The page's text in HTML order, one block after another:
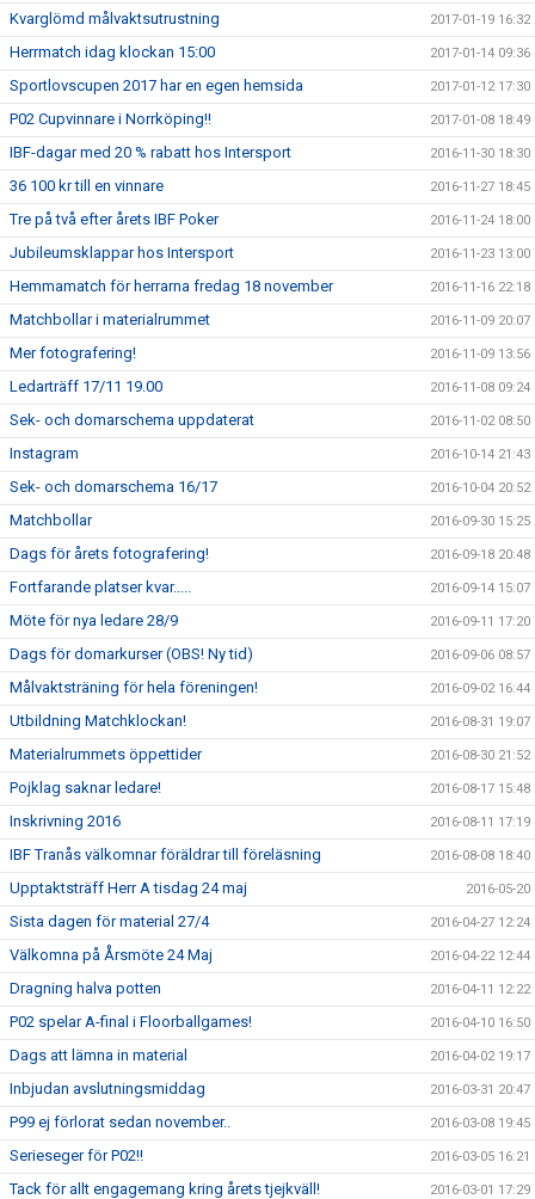
Kvarglömd målvaktsutrustning 2017-01-19 16:32
Herrmatch idag klockan 15:00 2017-01-14 09:36
Sportlovscupen 2017 har en egen hemsida 2017-01-12 17:30
P02 Cupvinnare i Norrköping!! 2017-01-08 18:49
IBF-dagar med 20 % rabatt hos Intersport 2016-11-30 18:30
36 100 kr till en vinnare 2016-11-27 18:45
Tre på två efter årets IBF Poker 2016-11-24 18:00
Jubileumsklappar hos Intersport 2016-11-23 13:00
Hemmamatch för herrarna fredag 18 november 2016-11-16 22:18
Matchbollar i materialrummet 2016-11-09 20:07
Mer fotografering! 2016-11-09 13:56
Ledarträff 17/11 19.00 2016-11-08 09:24
Sek- och domarschema uppdaterat 2016-11-02 08:50
Instagram 2016-10-14 21:43
Sek- och domarschema 16/17 2016-10-04 20:52
Matchbollar 2016-09-30 15:25
Dags för årets fotografering! 2016-09-18 20:48
Fortfarande platser kvar..... 2016-09-14 15:07
Möte för nya ledare 28/9 2016-09-11 17:20
Dags för domarkurser (OBS! Ny tid) 2016-09-06 08:57
Målvaktsträning för hela föreningen! 2016-09-02 16:44
Utbildning Matchklockan! 2016-08-31 19:07
Materialrummets öppettider 2016-08-30 21:52
Pojklag saknar ledare! 2016-08-17 15:48
Inskrivning 2016 2016-08-11 17:19
IBF Tranås välkomnar föräldrar till föreläsning 2016-08-08 18:40
Upptaktsträff Herr A tisdag 24 maj 2016-05-20
Sista dagen för material 27/4 2016-04-27 12:24
Välkomna på Årsmöte 24 Maj 2016-04-22 12:44
Dragning halva potten 2016-04-11 12:22
P02 spelar A-final i Floorballgames! 2016-04-10 16:50
Dags att lämna in material 2016-04-02 19:17
Inbjudan avslutningsmiddag 2016-03-31 20:47
P99 ej förlorat sedan november.. 2016-03-08 19:45
Serieseger för P02!! 2016-03-05 16:21
Tack för allt engagemang kring årets tjejkväll! 2016-03-01 17:29